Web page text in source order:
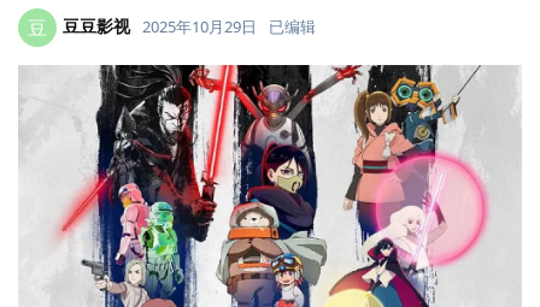
豆 豆豆影视 2025年10月29日 已编辑